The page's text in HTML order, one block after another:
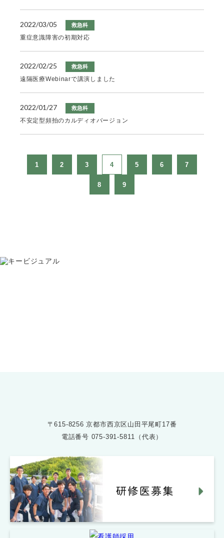
2022/03/05 救急科
重症意識障害の初期対応
2022/02/25 救急科
遠隔医療Webinarで講演しました
2022/01/27 救急科
不安定型頻拍のカルディオバージョン
1 2 3 4 5 6 7
8 9
〒615-8256 京都市西京区山田平尾町17番
電話番号 075-391-5811（代表）